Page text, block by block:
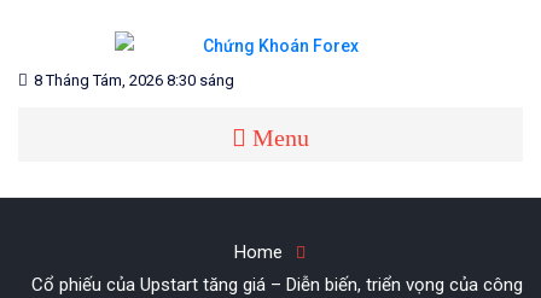
content
CHỨNG KHOÁN FOREX
Blog chia sẻ về Chứng Khoán và Forex
8 Tháng Tám, 2026 8:30 sáng
Menu
Home
Cổ phiếu của Upstart tăng giá – Diễn biến, triển vọng của công